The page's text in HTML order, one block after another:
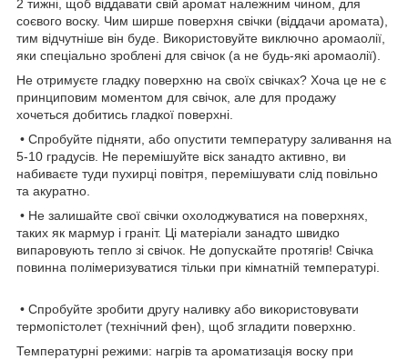
2 тижні, щоб віддавати свій аромат належним чином, для
соєвого воску. Чим ширше поверхня свічки (віддачи аромата),
тим відчутніше він буде. Використовуйте виключно аромаолії,
яки спеціально зроблені для свічок (а не будь-які аромаолії).
Не отримуєте гладку поверхню на своїх свічках? Хоча це не є
принциповим моментом для свічок, але для продажу
хочеться добитись гладкої поверхні.
• Спробуйте підняти, або опустити температуру заливання на
5-10 градусів. Не перемішуйте віск занадто активно, ви
набиваєте туди пухирці повітря, перемішувати слід повільно
та акуратно.
• Не залишайте свої свічки охолоджуватися на поверхнях,
таких як мармур і граніт. Ці матеріали занадто швидко
випаровують тепло зі свічок. Не допускайте протягів! Свічка
повинна полімеризуватися тільки при кімнатній температурі.
• Спробуйте зробити другу наливку або використовувати
термопістолет (технічний фен), щоб згладити поверхню.
Температурні режими: нагрів та ароматизація воску при